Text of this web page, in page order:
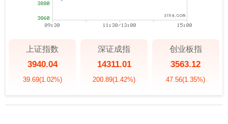
上证指数
3940.04
39.69(1.02%)
深证成指
14311.01
200.89(1.42%)
创业板指
3563.12
47.56(1.35%)